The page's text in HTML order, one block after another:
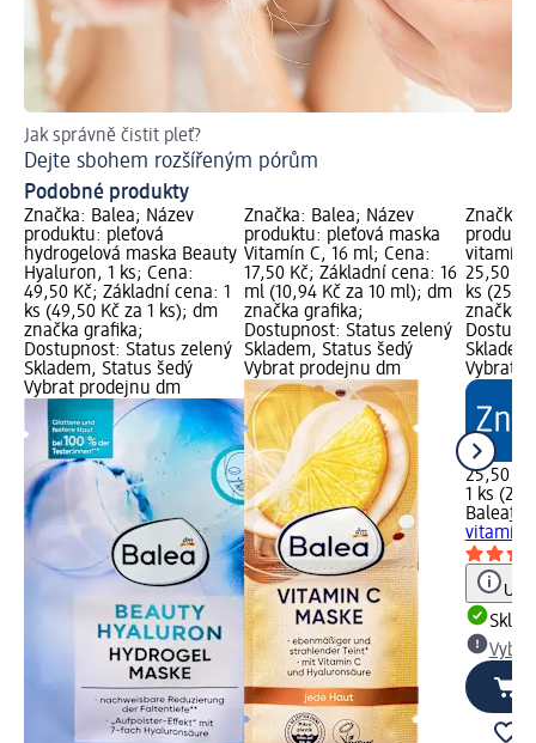
Jak správně čistit pleť?
Dejte sbohem rozšířeným pórům
Podobné produkty
Značka: Balea; Název
produktu: pleťová
hydrogelová maska Beauty
Hyaluron, 1 ks; Cena:
49,50 Kč; Základní cena: 1
ks (49,50 Kč za 1 ks); dm
značka grafika;
Dostupnost: Status zelený
Skladem, Status šedý
Vybrat prodejnu dm
Značka: Balea; Název
produktu: pleťová maska
Vitamín C, 16 ml; Cena:
17,50 Kč; Základní cena: 16
ml (10,94 Kč za 10 ml); dm
značka grafika;
Dostupnost: Status zelený
Skladem, Status šedý
Vybrat prodejnu dm
Značka:
25,50
ks
značka
Vybrat
25,50 Kč
1 ks
Balea